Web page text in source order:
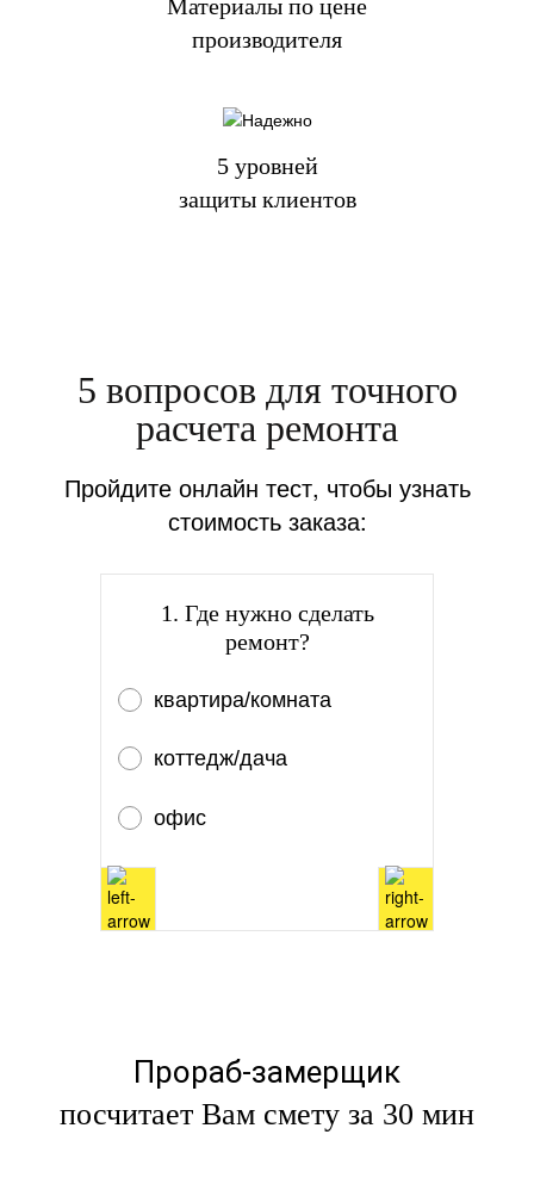
Материалы по цене
производителя
5 уровней
защиты клиентов
5 вопросов для точного
расчета ремонта
Пройдите онлайн тест, чтобы узнать
стоимость заказа:
1. Где нужно сделать
ремонт?
квартира/комната
коттедж/дача
офис
Прораб-замерщик
посчитает Вам смету за 30 мин